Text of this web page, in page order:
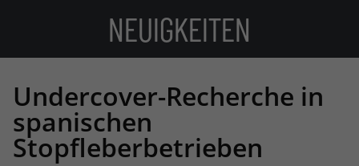
NEUIGKEITEN
Undercover-Recherche in
spanischen
Stopfleberbetrieben